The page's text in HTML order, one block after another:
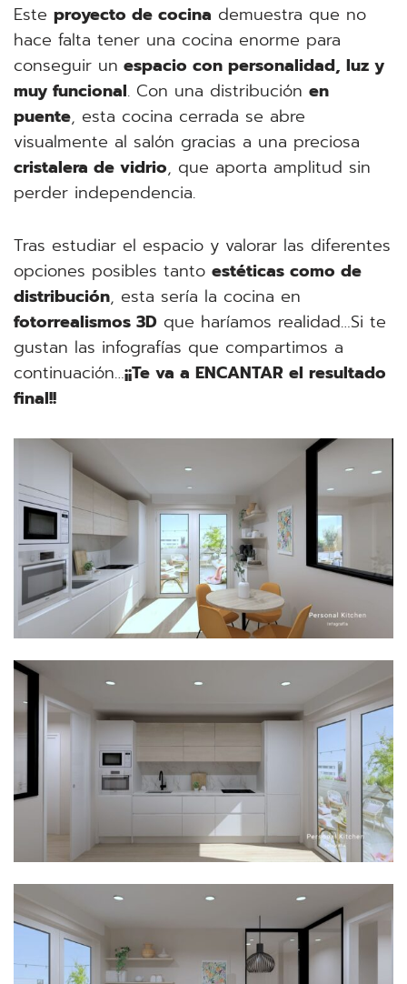
Este proyecto de cocina demuestra que no
hace falta tener una cocina enorme para
conseguir un espacio con personalidad, luz y
muy funcional. Con una distribución en
puente, esta cocina cerrada se abre
visualmente al salón gracias a una preciosa
cristalera de vidrio, que aporta amplitud sin
perder independencia.
Tras estudiar el espacio y valorar las diferentes
opciones posibles tanto estéticas como de
distribución, esta sería la cocina en
fotorrealismos 3D que haríamos realidad…Si te
gustan las infografías que compartimos a
continuación…¡¡Te va a ENCANTAR el resultado
final!!